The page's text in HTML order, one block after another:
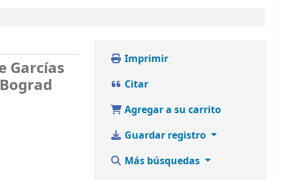
Garcías
Imprimir
Citar
Agregar a su carrito
Guardar registro
Más búsquedas